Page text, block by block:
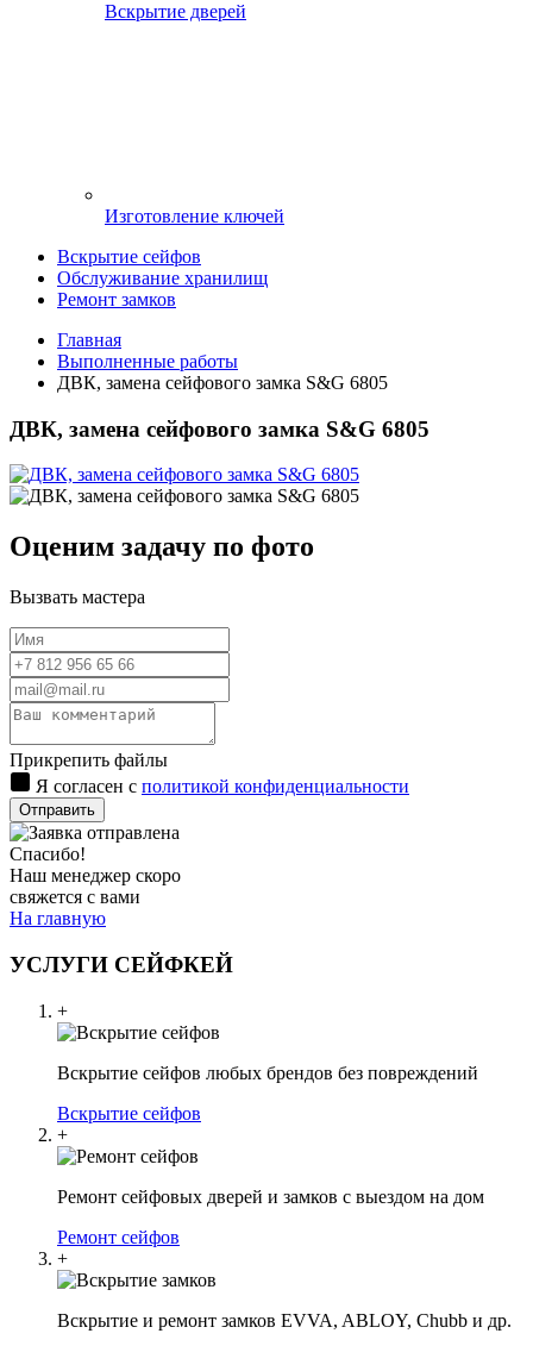
Вскрытие дверей
Изготовление ключей
Вскрытие сейфов
Обслуживание хранилищ
Ремонт замков
Главная
Выполненные работы
ДВК, замена сейфового замка S&G 6805
ДВК, замена сейфового замка S&G 6805
Оценим задачу по фото
Вызвать мастера
Прикрепить файлы
Я согласен с политикой конфиденциальности
Отправить
Спасибо!
Наш менеджер скоро
свяжется с вами
На главную
УСЛУГИ СЕЙФКЕЙ
+
Вскрытие сейфов любых брендов без повреждений
Вскрытие сейфов
+
Ремонт сейфовых дверей и замков с выездом на дом
Ремонт сейфов
+
Вскрытие и ремонт замков EVVA, ABLOY, Chubb и др.